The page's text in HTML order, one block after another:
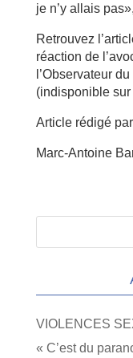
je n’y allais
Retrouvez
réaction de
l’Observateur
(indisponible sur
Article rédigé
Marc-Antoine
VIOLENCES
« C’est du